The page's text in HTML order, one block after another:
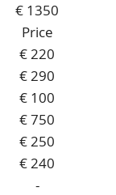
€ 1350
Price
€ 220
€ 290
€ 100
€ 750
€ 250
€ 240
-